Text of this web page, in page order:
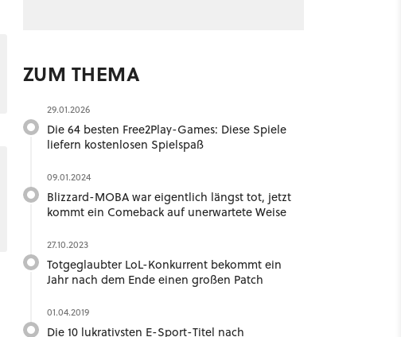
ZUM THEMA
29.01.2026
Die 64 besten Free2Play-Games: Diese Spiele
liefern kostenlosen Spielspaß
09.01.2024
Blizzard-MOBA war eigentlich längst tot, jetzt
kommt ein Comeback auf unerwartete Weise
27.10.2023
Totgeglaubter LoL-Konkurrent bekommt ein
Jahr nach dem Ende einen großen Patch
01.04.2019
Die 10 lukrativsten E-Sport-Titel nach